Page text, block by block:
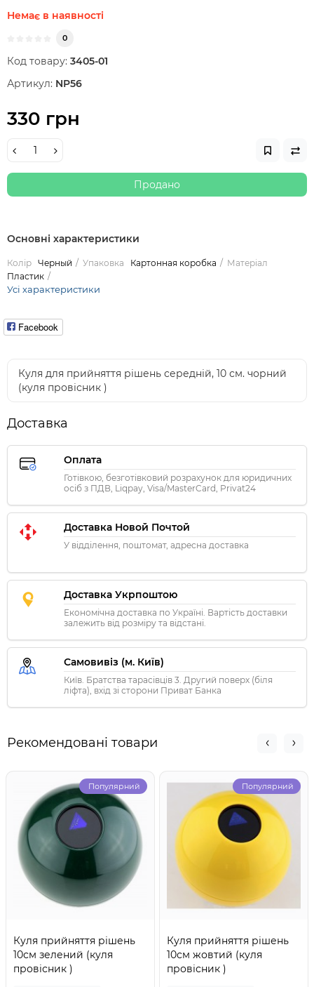
Немає в наявності
0
Код товару: 3405-01
Артикул: NP56
330 грн
Продано
Основні характеристики
Колір Черный Упаковка Картонная коробка
Матеріал
Пластик
Усі характеристики
Facebook
Куля для прийняття рішень середній, 10 см. чорний
(куля провісник )
Доставка
Оплата
Готівкою, безготівковий розрахунок для юридичних
осіб з ПДВ, Liqpay, Visa/MasterCard, Privat24
Доставка Новой Почтой
У відділення, поштомат, адресна доставка
Доставка Укрпоштою
Економічна доставка по Україні. Вартість доставки
залежить від розміру та відстані.
Самовивіз (м. Київ)
Київ. Братства тарасівців 3. Другий поверх (біля
ліфта), вхід зі сторони Приват Банка
Рекомендовані товари
Популярний
Куля прийняття рішень
10см зелений (куля
провісник )
Популярний
Куля прийняття рішень
10см жовтий (куля
провісник )